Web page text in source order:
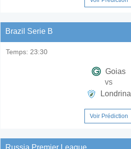
Brazil Serie B
Temps: 23:30
Goias
vs
Londrina
Voir Prédiction
Russia Premier League